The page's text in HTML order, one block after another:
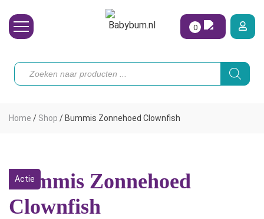
Toebehoren
Onze merken
Hoe begin ik?
0
Producten
zoeken
Home / Shop / Bummis Zonnehoed Clownfish
Actie
Bummis Zonnehoed
Clownfish